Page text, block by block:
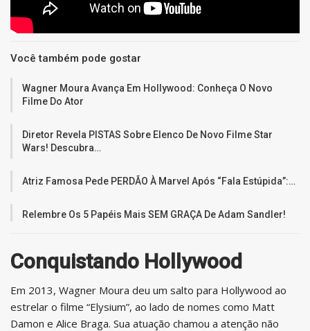
Você também pode gostar
Wagner Moura Avança Em Hollywood: Conheça O Novo
Filme Do Ator
Diretor Revela PISTAS Sobre Elenco De Novo Filme Star
Wars! Descubra…
Atriz Famosa Pede PERDÃO À Marvel Após “Fala Estúpida”:…
Relembre Os 5 Papéis Mais SEM GRAÇA De Adam Sandler!
Conquistando Hollywood
Em 2013, Wagner Moura deu um salto para Hollywood ao
estrelar o filme “Elysium”, ao lado de nomes como Matt
Damon e Alice Braga. Sua atuação chamou a atenção não